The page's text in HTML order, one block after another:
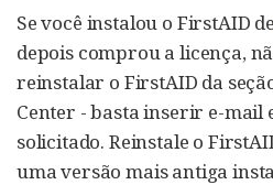
Se você instalou o FirstAID de
depois comprou a licença,
reinstalar o FirstAID da
Center - basta inserir e-mail
solicitado. Reinstale o
uma versão mais antiga